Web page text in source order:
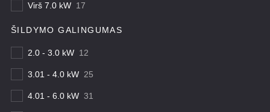
Virš 7.0 kW 17
ŠILDYMO GALINGUMAS
2.0 - 3.0 kW 12
3.01 - 4.0 kW 25
4.01 - 6.0 kW 31